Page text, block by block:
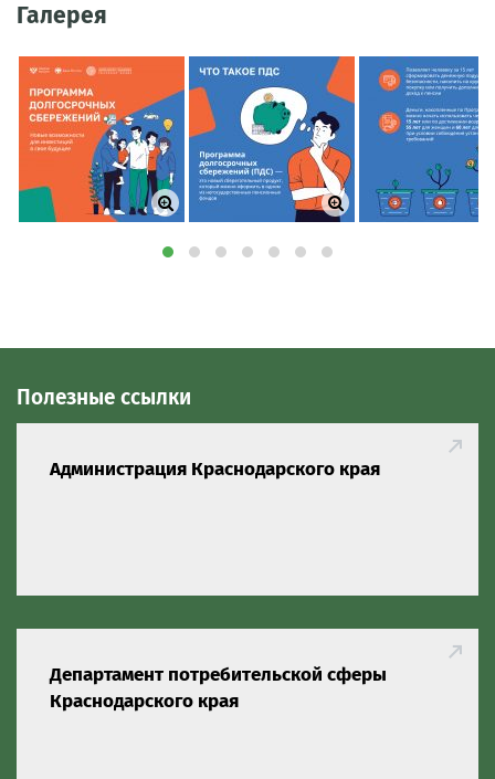
Галерея
Полезные ссылки
Администрация Краснодарского края
Департамент потребительской сферы
Краснодарского края